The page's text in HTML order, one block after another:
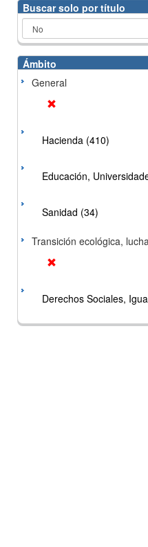
Buscar solo por título
Ámbito
General
Hacienda (410)
Educación,
Sanidad (34)
Transición ecológica,
Derechos Sociales,